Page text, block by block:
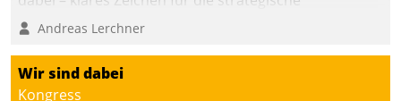
Fokussierung auf den Kunden.
Andreas Lerchner
Wir sind dabei
Kongress